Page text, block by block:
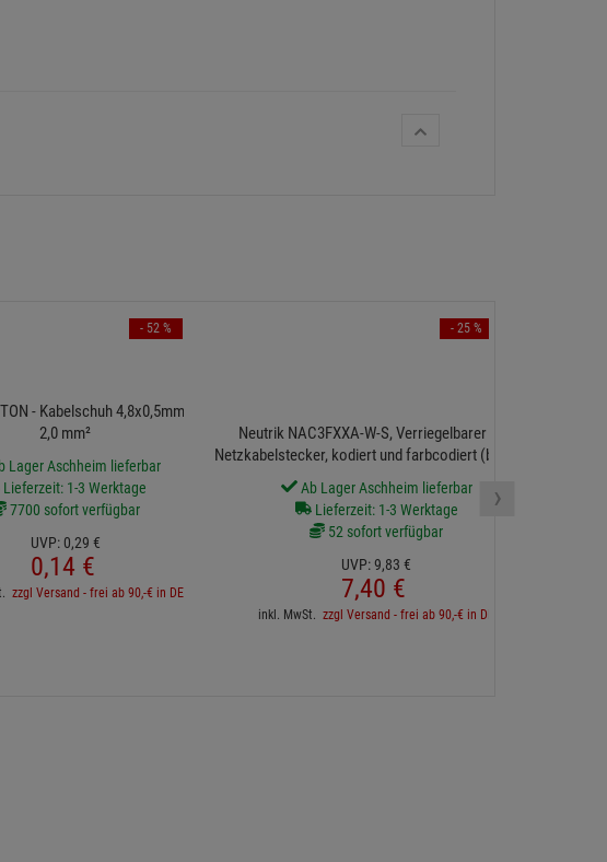
- Kabelschuh 4,8x0,5mm für 0,8-
2,0 mm²
Lager Aschheim lieferbar
Lieferzeit: 1-3 Werktage
7700 sofort verfügbar
UVP: 0,29 €
0,14 €
zzgl Versand - frei ab 90,-€ in DE
- 52 %
Neutrik NAC3FXXA-W-S, Verriegelbarer AC-
Netzkabelstecker, kodiert und farbcodiert (blau) für
Power-In
Ab Lager Aschheim lieferbar
Lieferzeit: 1-3 Werktage
52 sofort verfügbar
UVP:9,83 €
7,40 €
inkl. MwSt. zzgl Versand - frei ab 90,-€ in DE
- 25 %
›